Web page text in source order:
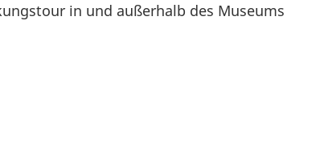
in und außerhalb des Museums